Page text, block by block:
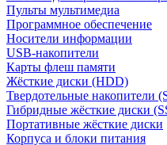
Пульты мультимедиа
Программное обеспечение
Носители информации
USB-накопители
Карты флеш памяти
Жёсткие диски (HDD)
Твердотельные накопители
Гибридные жёсткие диски
Портативные жёсткие диски
Корпуса и блоки питания